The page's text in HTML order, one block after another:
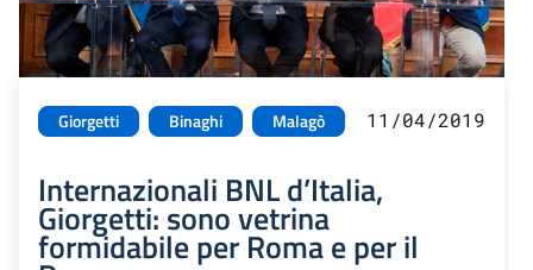
Giorgetti Binaghi Malagò 11/04/2019
Internazionali BNL d’Italia,
Giorgetti: sono vetrina
formidabile per Roma e per il